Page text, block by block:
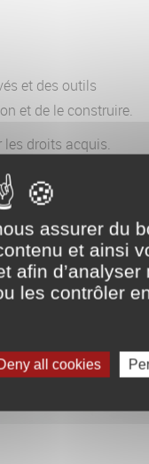
et des outils
et de le construire.
les droits acquis.
assurer du
et ainsi
afin d’analyser
les contrôler
all cookies